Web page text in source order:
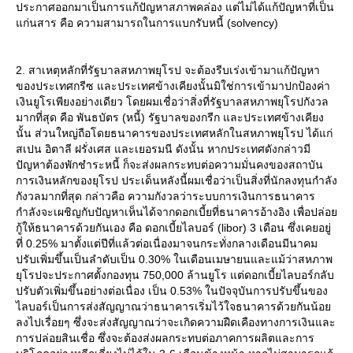
ประกาศออกมาเป็นการแก้ปัญหาสภาพคล่อง แต่ไม่ได้แก้ปัญหาที่เป็น
ก่นสาร คือ ความสามารถในการแบกรับหนี้ (solvency)
2. สาเหตุหลักที่รัฐบาลสหภาพยุโรป จะต้องรีบเร่งเข้ามาแก้ปัญหา
ของประเทศกรีซ และประเทศข้างเคียงนั้นมิใช่การเข้ามาปกป้องค่า
เงินยูโรเพียงอย่างเดียว โดยผมเชื่อว่าสิ่งที่รัฐบาลสหภาพยุโรปกังวล
มากที่สุด คือ พันธบัตร (หนี้) รัฐบาลของกรีก และประเทศข้างเคียง
นั้น ส่วนใหญ่ถือโดยธนาคารของประเทศหลักในสหภาพยุโรป ได้แก่
สเปน อิตาลี ฝรั่งเศส และเยอรมนี ดังนั้น หากประเทศดังกล่าวมี
ปัญหาต้องพักชำระหนี้ ก็จะส่งผลกระทบต่อความมั่นคงของสถาบัน
การเงินหลักของยุโรป ประเด็นหลังนี้ผมเชื่อว่าเป็นสิ่งที่นักลงทุนกำลัง
กังวลมากที่สุด กล่าวคือ ความกังวลว่าระบบการเงินการธนาคาร
กำลังจะเผชิญกับปัญหาเห็นได้จากดอกเบี้ยที่ธนาคารอ้างอิง เพื่อปล่อ
กู้ให้ธนาคารด้วยกันเอง คือ ดอกเบี้ยไลบอร์ (libor) 3 เดือน ซึ่งเคยอยู่
ที่ 0.25% มาตั้งแต่ปีที่แล้วต่อเนื่องมาจนกระทั่งกลางเดือนมีนาคม
ปรับเพิ่มขึ้นเป็นลำดับเป็น 0.30% ในเดือนเมษายนและแม้ว่าสหภาพ
ุโรปจะประกาศตั้งกองทุน 750,000 ล้านยูโร แต่ดอกเบี้ยไลบอร์กลับ
ปรับตัวเพิ่มขึ้นอย่างต่อเนื่อง เป็น 0.53% ในปัจจุบันการปรับขึ้นของ
ไลบอร์เป็นการส่งสัญญาณว่าธนาคารเริ่มไว้ใจธนาคารด้วยกันน้อ
ลงไปเรื่อยๆ ซึ่งจะส่งสัญญาณว่าจะเกิดความฝืดเคืองทางการเงินและ
การปล่อยสินเชื่อ ซึ่งจะต้องส่งผลกระทบต่อภาคการผลิตและการ